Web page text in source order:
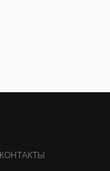
КОНТАКТЫ